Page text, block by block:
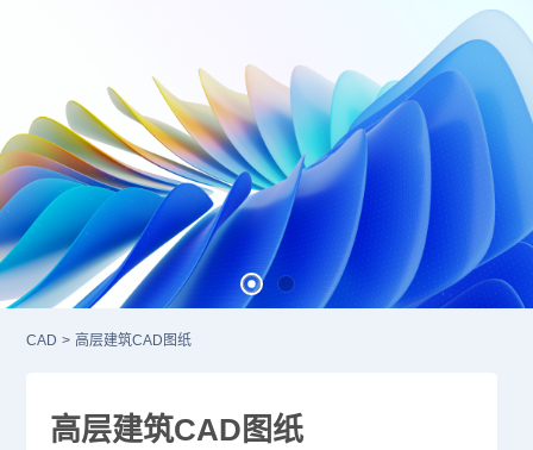
CAD > 高层建筑CAD图纸
高层建筑CAD图纸